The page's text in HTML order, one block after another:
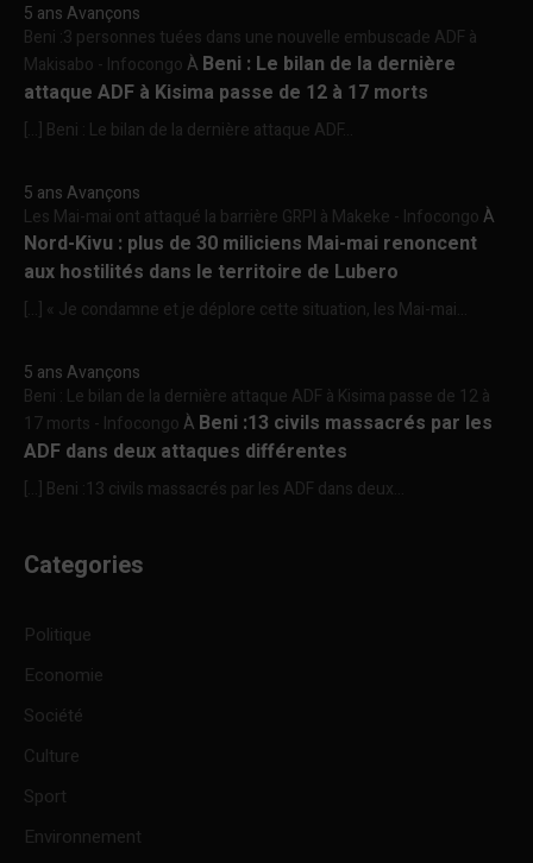
5 ans Avançons
Beni :3 personnes tuées dans une nouvelle embuscade ADF à
Makisabo - InfocongoÀ Beni : Le bilan de la dernière
attaque ADF à Kisima passe de 12 à 17 morts
[…] Beni : Le bilan de la dernière attaque ADF...
5 ans Avançons
Les Mai-mai ont attaqué la barrière GRPI à Makeke - InfocongoÀ
Nord-Kivu : plus de 30 miliciens Mai-mai renoncent
aux hostilités dans le territoire de Lubero
[…] « Je condamne et je déplore cette situation, les Mai-mai...
5 ans Avançons
Beni : Le bilan de la dernière attaque ADF à Kisima passe de 12 à
17 morts - InfocongoÀ Beni :13 civils massacrés par les
ADF dans deux attaques différentes
[…] Beni :13 civils massacrés par les ADF dans deux...
Categories
Politique
Economie
Société
Culture
Sport
Environnement